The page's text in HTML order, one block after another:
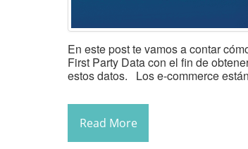
En este post te vamos a contar
First Party Data con el fin de
estos datos. Los e-commerce
Read More